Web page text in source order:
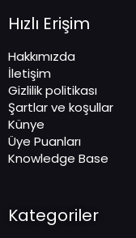
Hızlı Erişim
Hakkımızda
İletişim
Gizlilik politikası
Şartlar ve koşullar
Künye
Üye Puanları
Knowledge Base
Kategoriler